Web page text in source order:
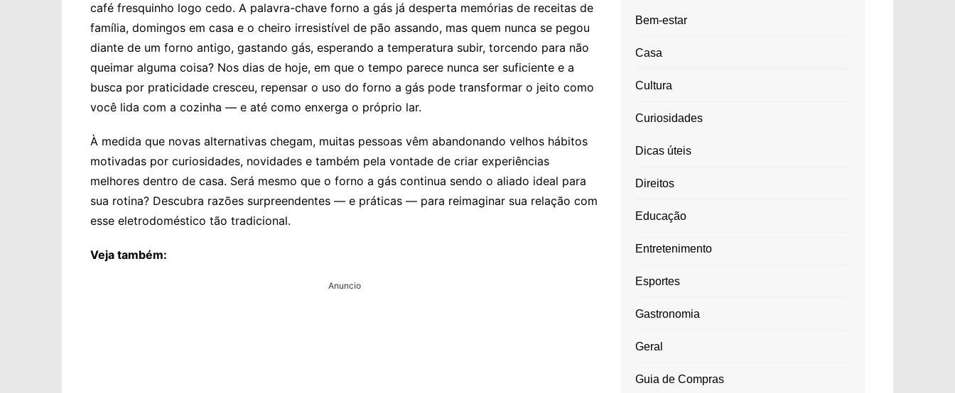
café fresquinho logo cedo. A palavra-chave forno a gás já desperta memórias de receitas de
família, domingos em casa e o cheiro irresistível de pão assando, mas quem nunca se pegou
diante de um forno antigo, gastando gás, esperando a temperatura subir, torcendo para não
queimar alguma coisa? Nos dias de hoje, em que o tempo parece nunca ser suficiente e a
busca por praticidade cresceu, repensar o uso do forno a gás pode transformar o jeito como
você lida com a cozinha — e até como enxerga o próprio lar.
À medida que novas alternativas chegam, muitas pessoas vêm abandonando velhos hábitos
motivadas por curiosidades, novidades e também pela vontade de criar experiências
melhores dentro de casa. Será mesmo que o forno a gás continua sendo o aliado ideal para
sua rotina? Descubra razões surpreendentes — e práticas — para reimaginar sua relação com
esse eletrodoméstico tão tradicional.
Veja também:
Anuncio
Bem-estar
Casa
Cultura
Curiosidades
Dicas úteis
Direitos
Educação
Entretenimento
Esportes
Gastronomia
Geral
Guia de Compras